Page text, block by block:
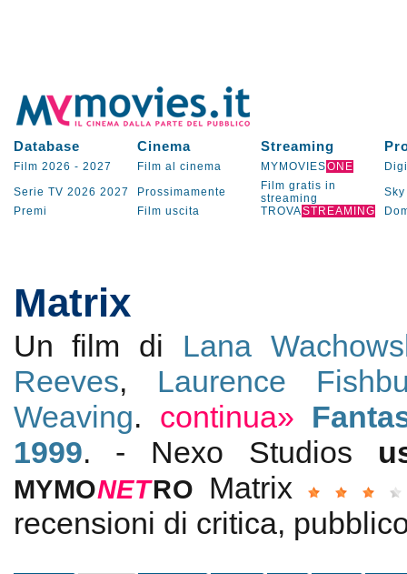
Database Cinema Streaming
Film 2026 - 2027 Film al cinema MYMOVIESONE
Serie TV 2026 2027 Prossimamente
Film gratis in
streaming
Sky
Premi
Film uscita TROVASTREAMING
Matrix
Un film di Lana
Reeves, Laurence
Weaving. continua»
1999. - Nexo Studios
MYMONETRO
Matrix
recensioni di critica,